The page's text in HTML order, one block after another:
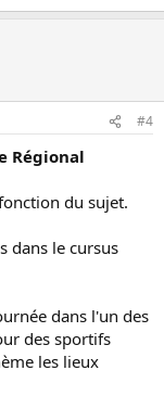
#4
Régional
du sujet.
dans le cursus
dans l'un des
des sportifs
les lieux